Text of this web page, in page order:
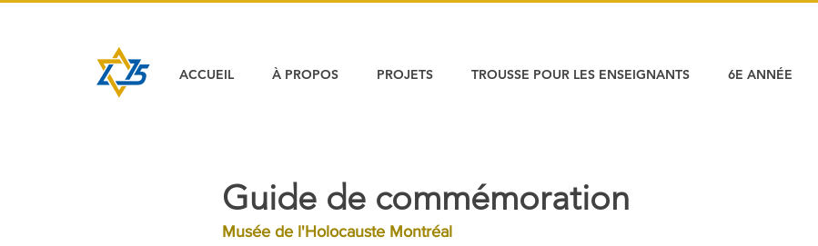
ACCUEIL À PROPOS PROJETS TROUSSE POUR LES ENSEIGNANTS 6E ANNÉE
Guide de commémoration
Musée de l'Holocauste Montréal